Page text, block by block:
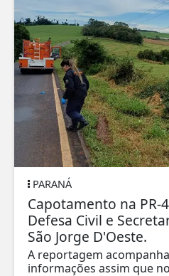
PARANÁ
Capotamento na PR-
Defesa Civil e
São Jorge D'Oeste.
A reportagem
informações assim que